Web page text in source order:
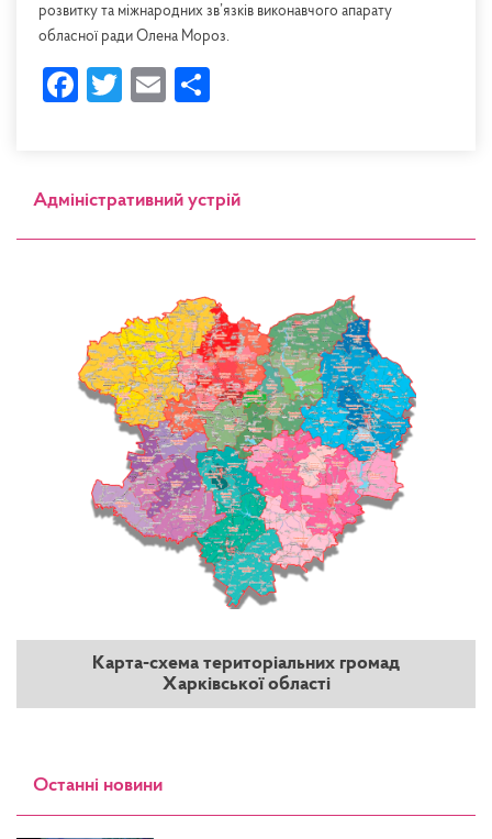
розвитку та міжнародних зв’язків виконавчого апарату
обласної ради Олена Мороз.
Facebook
Twitter
Email
Адміністративний устрій
Карта-схема територіальних громад
Харківської області
Останні новини